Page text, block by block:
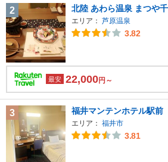
2 北陸 あわら温泉 まつや
エリア： 芦原温泉
3.82
最安 22,000円～
3 福井マンテンホテル駅前
エリア： 福井市
3.81